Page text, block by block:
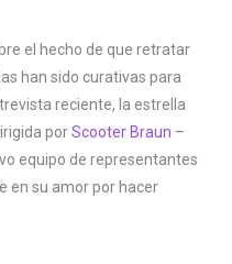
el hecho de que retratar
han sido curativas para
reciente, la estrella
porScooter Braun –
equipo de representantes
en su amor por hacer